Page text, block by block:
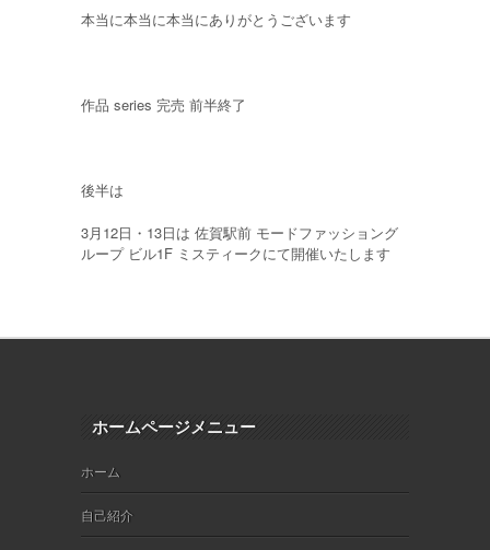
本当に本当に本当にありがとうございます
作品 series 完売 前半終了
後半は
3月12日・13日は 佐賀駅前 モードファッショング
ループ ビル1F ミスティークにて開催いたします
ホームページメニュー
ホーム
自己紹介